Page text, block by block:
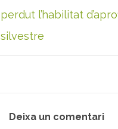
d'entrades
perdut l’habilitat
silvestre
Deixa un comentari